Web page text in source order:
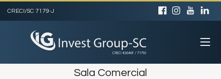
CRECI/SC 7179-J
Sala Comercial